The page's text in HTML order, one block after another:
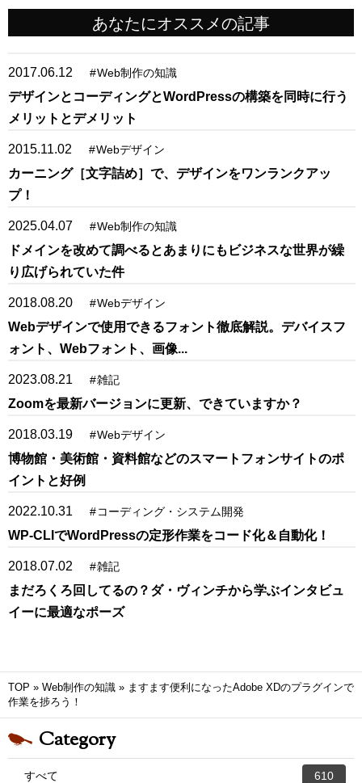
あなたにオススメの記事
2017.06.12 #Web制作の知識
デザインとコーディングとWordPressの構築を同時に行う
メリットとデメリット
2015.11.02 #Webデザイン
カーニング［文字詰め］で、デザインをワンランクアッ
プ！
2025.04.07 #Web制作の知識
ドメインを改めて調べるとあまりにもビジネスな世界が繰
り広げられていた件
2018.08.20 #Webデザイン
Webデザインで使用できるフォント徹底解説。デバイスフ
ォント、Webフォント、画像...
2023.08.21 #雑記
Zoomを最新バージョンに更新、できていますか？
2018.03.19 #Webデザイン
博物館・美術館・資料館などのスマートフォンサイトのポ
イントと好例
2022.10.31 #コーディング・システム開発
WP-CLIでWordPressの定形作業をコード化＆自動化！
2018.07.02 #雑記
まだろくろ回してるの？ダ・ヴィンチから学ぶインタビュ
イーに最適なポーズ
TOP » Web制作の知識 » ますます便利になったAdobe XDのプラグインで
作業を捗ろう！
Category
すべて 610